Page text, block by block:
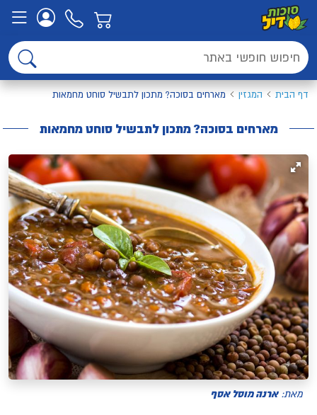
דף הבית המגזין מארחים בסוכה? מתכון לתבשיל סוחט מחמאות
מארחים בסוכה? מתכון לתבשיל סוחט מחמאות
מאת:ארנה מוסל אסף